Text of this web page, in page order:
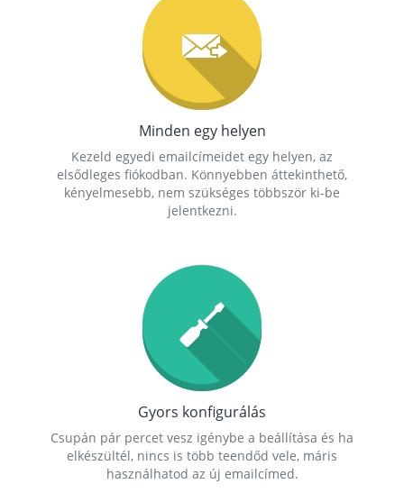
Minden egy helyen
Kezeld egyedi emailcímeidet egy helyen, az
elsődleges fiókodban. Könnyebben áttekinthető,
kényelmesebb, nem szükséges többször ki-be
jelentkezni.
Gyors konfigurálás
Csupán pár percet vesz igénybe a beállítása és ha
elkészültél, nincs is több teendőd vele, máris
használhatod az új emailcímed.